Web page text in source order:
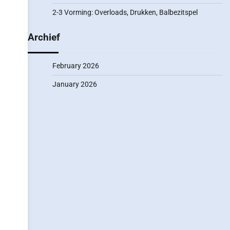
2-3 Vorming: Overloads, Drukken, Balbezitspel
Archief
February 2026
January 2026